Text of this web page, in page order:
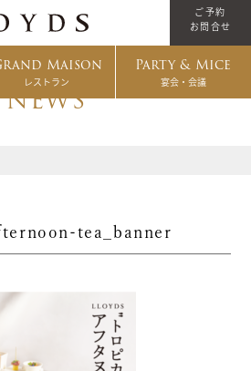
Maison
レストラン
Party & Mice
宴会・会議
ご予約
お問合せ
NEWS
tea_banner